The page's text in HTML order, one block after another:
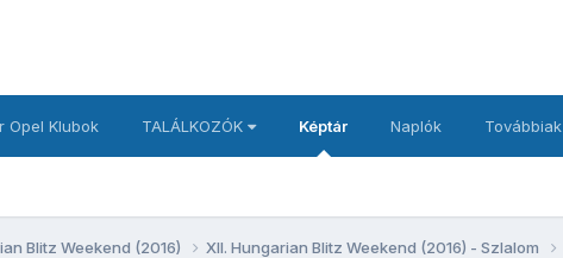
Opel Klubok TALÁLKOZÓK Képtár Naplók Továbbiak
Blitz Weekend (2016)
XII. Hungarian Blitz Weekend (2016) - Szlalom